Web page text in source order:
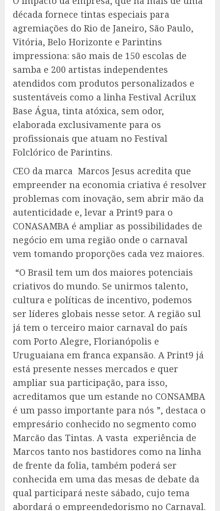
década fornece tintas especiais para
agremiações do Rio de Janeiro, São Paulo,
Vitória, Belo Horizonte e Parintins
impressiona: são mais de 150 escolas de
samba e 200 artistas independentes
atendidos com produtos personalizados e
sustentáveis como a linha Festival Acrilux
Base Água, tinta atóxica, sem odor,
elaborada exclusivamente para os
profissionais que atuam no Festival
Folclórico de Parintins.
CEO da marca Marcos Jesus acredita que
empreender na economia criativa é resolver
problemas com inovação, sem abrir mão da
autenticidade e, levar a Print9 para o
CONASAMBA é ampliar as possibilidades de
negócio em uma região onde o carnaval
vem tomando proporções cada vez maiores.
“O Brasil tem um dos maiores potenciais
criativos do mundo. Se unirmos talento,
cultura e políticas de incentivo, podemos
ser líderes globais nesse setor. A região sul
já tem o terceiro maior carnaval do país
com Porto Alegre, Florianópolis e
Uruguaiana em franca expansão. A Print9 já
está presente nesses mercados e quer
ampliar sua participação, para isso,
acreditamos que um estande no CONSAMBA
é um passo importante para nós ”, destaca o
empresário conhecido no segmento como
Marcão das Tintas. A vasta experiência de
Marcos tanto nos bastidores como na linha
de frente da folia, também poderá ser
conhecida em uma das mesas de debate da
qual participará neste sábado, cujo tema
abordará o empreendedorismo no Carnaval.